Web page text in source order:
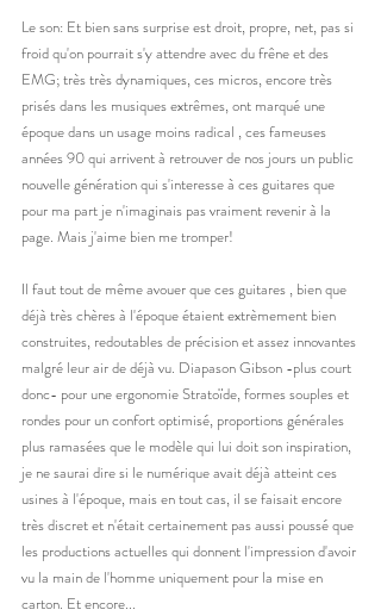
Le son: Et bien sans surprise est droit, propre, net, pas si
froid qu'on pourrait s'y attendre avec du frêne et des
EMG; très très dynamiques, ces micros, encore très
prisés dans les musiques extrêmes, ont marqué une
époque dans un usage moins radical , ces fameuses
années 90 qui arrivent à retrouver de nos jours un public
nouvelle génération qui s'interesse à ces guitares que
pour ma part je n'imaginais pas vraiment revenir à la
page. Mais j'aime bien me tromper!
Il faut tout de même avouer que ces guitares , bien que
déjà très chères à l'époque étaient extrèmement bien
construites, redoutables de précision et assez innovantes
malgré leur air de déjà vu. Diapason Gibson -plus court
donc- pour une ergonomie Stratoïde, formes souples et
rondes pour un confort optimisé, proportions générales
plus ramasées que le modèle qui lui doit son inspiration,
je ne saurai dire si le numérique avait déjà atteint ces
usines à l'époque, mais en tout cas, il se faisait encore
très discret et n'était certainement pas aussi poussé que
les productions actuelles qui donnent l'impression d'avoir
vu la main de l'homme uniquement pour la mise en
carton. Et encore...